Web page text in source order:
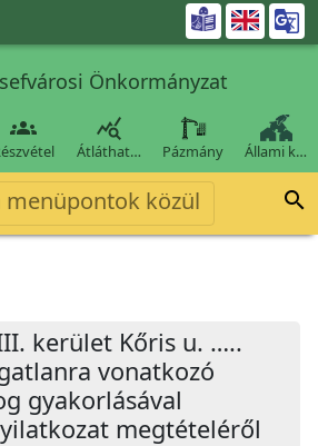

Önkormányzat
 
Átláthat… Pázmány Állami k…
menüpontok közül 
kerület Kőris u. …..
vonatkozó
gyakorlásával
megtételéről